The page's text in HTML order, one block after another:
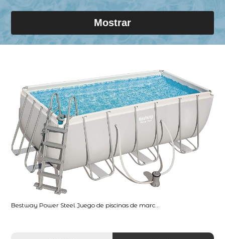
Mostrar
Bestway Power Steel Juego de piscinas de marc...